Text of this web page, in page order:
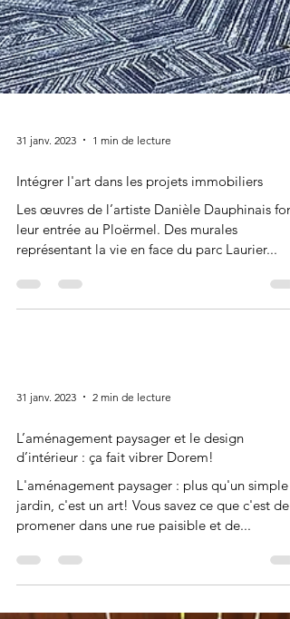
Intégrer l'art dans les projets immobiliers
Les œuvres de l’artiste Danièle Dauphinais font
leur entrée au Ploërmel. Des murales
représentant la vie en face du parc Laurier...
L’aménagement paysager et le design
d’intérieur : ça fait vibrer Dorem!
L'aménagement paysager : plus qu'un simple
jardin, c'est un art! Vous savez ce que c'est de
promener dans une rue paisible et de...